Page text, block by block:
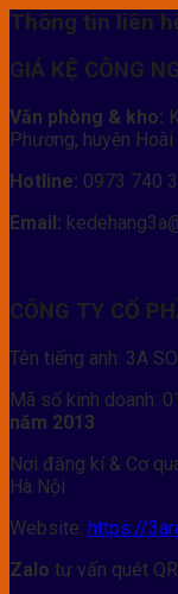
Thông tin liên
GIÁ KỆ CÔNG
Văn phòng & kho:
Phương, huyện
Hotline: 0973 740
Email:
CÔNG TY CỔ
Tên tiếng anh: 3A
Mã số kinh doanh:
năm 2013
Nơi đăng kí & Cơ
Hà Nội
Website: https://
Zalo tư vấn quét